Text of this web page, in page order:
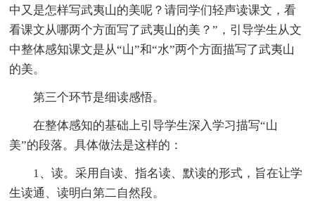
中又是怎样写武夷山的美呢？请同学们轻声读课文，看
看课文从哪两个方面写了武夷山的美？”，引导学生从文
中整体感知课文是从“山”和“水”两个方面描写了武夷山
的美。
第三个环节是细读感悟。
在整体感知的基础上引导学生深入学习描写“山
美”的段落。具体做法是这样的：
1、读。采用自读、指名读、默读的形式，旨在让学
生读通、读明白第二自然段。